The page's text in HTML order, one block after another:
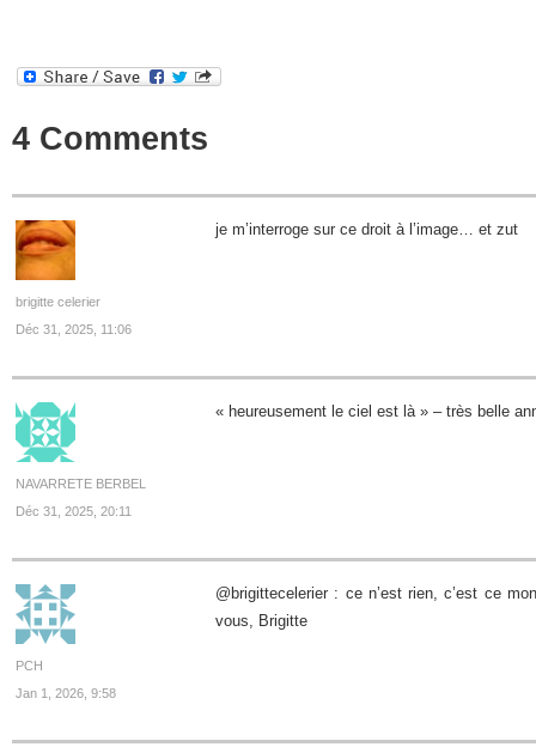
4 Comments
brigitte celerier
Déc 31, 2025, 11:06
je m’interroge sur ce droit à l’image… et zut
NAVARRETE BERBEL
Déc 31, 2025, 20:11
« heureusement le ciel est là » – très belle
PCH
Jan 1, 2026, 9:58
@brigittecelerier : ce n’est rien, c’est ce
vous, Brigitte